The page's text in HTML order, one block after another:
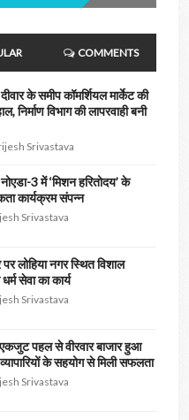
COMMENTS
के समीप कॉमर्शियल मार्केट की
विभाग की लापरवाही बनी
Srivastava
3 में ‘मिशन हरितोदय’ के
कार्यक्रम संपन्न
Srivastava
लोहिया नगर स्थित विशाल
सेवा का कार्य
Srivastava
एकजुट पहल से वीरवार बाजार हुआ
के सहयोग से मिली सफलता
Srivastava